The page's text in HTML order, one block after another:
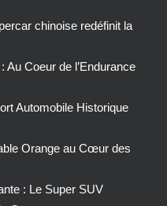
chinoise redéfinit la
Coeur de l’Endurance
Automobile Historique
Orange au Cœur des
: Le Super SUV